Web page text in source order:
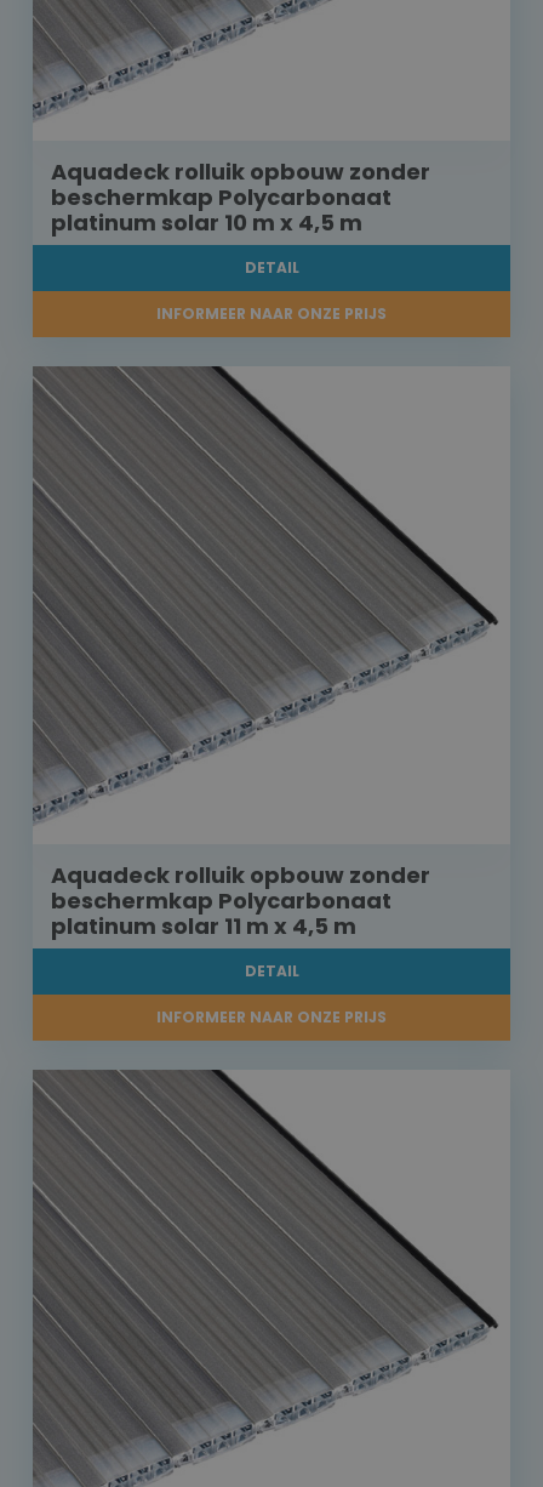
Aquadeck rolluik opbouw zonder
beschermkap Polycarbonaat
platinum solar 10 m x 4,5 m
DETAIL
INFORMEER NAAR ONZE PRIJS
Aquadeck rolluik opbouw zonder
beschermkap Polycarbonaat
platinum solar 11 m x 4,5 m
DETAIL
INFORMEER NAAR ONZE PRIJS